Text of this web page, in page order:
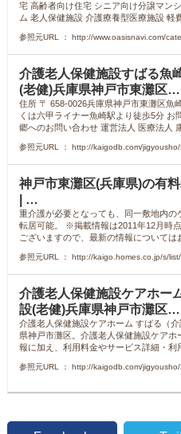
宅 高齢者向け住宅 シニア向け分譲マン
ム 老人保健施設 介護療養型医療施設 軽
参照元URL ： http://www.oasisnavi.com/
介護老人保健施設すばる魚
(老健)兵庫県神戸市東灘区…
住所 〒 658-0026兵庫県神戸市東灘区魚
くは六甲ライナー魚崎駅より徒歩5分
郷へのお問い合わせ 運営法人 医療法人
参照元URL ： http://kaigodb.com/
神戸市東灘区(兵庫県)の有
| …
重介護が必要となっても、同一敷地内の
転居可能。 ※掲載情報は2011年12月時
ございますので、最新の情報については
参照元URL ： http://kaigo.homes.co.jp/s/
介護老人保健施設ケアホー
設(老健)兵庫県神戸市灘区…
介護老人保健施設ケアホーム すばる（
県神戸市灘区。介護老人保健施設ケア
報に加え、利用料金やサービス詳細・利
参照元URL ： http://kaigodb.com/